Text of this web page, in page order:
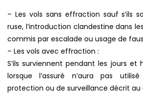
– Les vols sans effraction sauf s’ils
ruse, l’introduction clandestine dans
commis par escalade ou usage de
– Les vols avec effraction :
S’ils surviennent pendant les jours
lorsque l’assuré n’aura pas
protection ou de surveillance décrit au